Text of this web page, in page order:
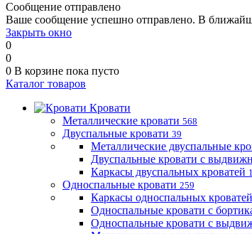
Сообщение отправлено
Ваше сообщение успешно отправлено. В
Закрыть окно
0
0
0 В корзине пока пусто
Каталог товаров
Кровати
Металлические кровати 568
Двуспальные кровати 39
Металлические двуспальные
Двуспальные кровати с
Каркасы двуспальных кроватей
Односпальные кровати 259
Каркасы односпальных кроватей
Односпальные кровати с
Односпальные кровати с